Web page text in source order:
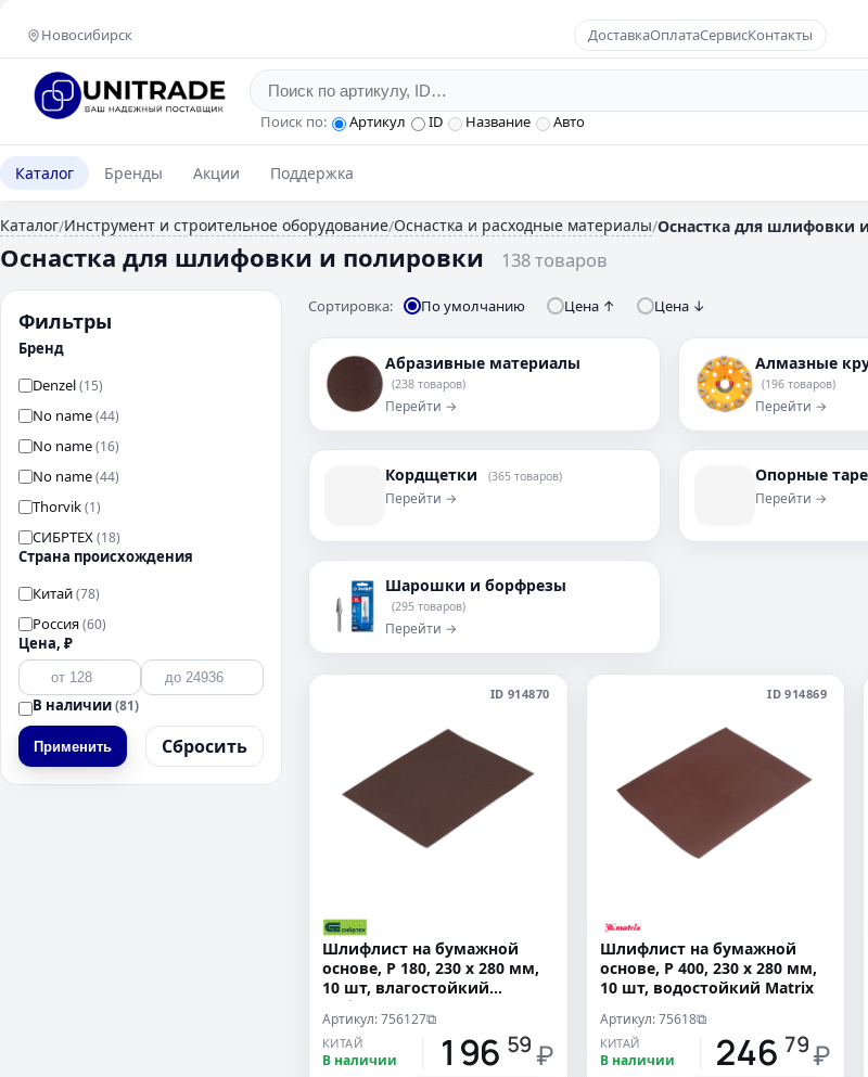
Новосибирск ДоставкаОплатаСервисКонтакты
Поиск по: Артикул ID Название Авто
Каталог Бренды Акции Поддержка
Каталог/Инструмент и строительное оборудование/Оснастка и расходные материалы/Оснастка для шлифовки
Оснастка для шлифовки и полировки 138 товаров
Фильтры
Бренд
Denzel(15)
No name(44)
No name(16)
No name(44)
Thorvik(1)
СИБРТЕХ(18)
Страна происхождения
Китай(78)
Россия(60)
Цена, ₽
В наличии(81)
Применить Сбросить
Сортировка: По умолчанию Цена ↑ Цена ↓
Абразивные материалы
(238 товаров)
Перейти →
Алмазные
(196 товаров)
Перейти →
Кордщетки (365 товаров)
Перейти →
Опорные
Перейти →
Шарошки и борфрезы
(295 товаров)
Перейти →
ID 914870
Шлифлист на бумажной
основе, P 180, 230 х 280 мм,
10 шт, влагостойкий
Сибртех
Артикул: 756127⧉
КИТАЙ
В наличии 196 59 ₽
ID 914869
Шлифлист на бумажной
основе, P 400, 230 х 280 мм,
10 шт, водостойкий Matrix
Артикул: 75618⧉
КИТАЙ
В наличии 246 79₽